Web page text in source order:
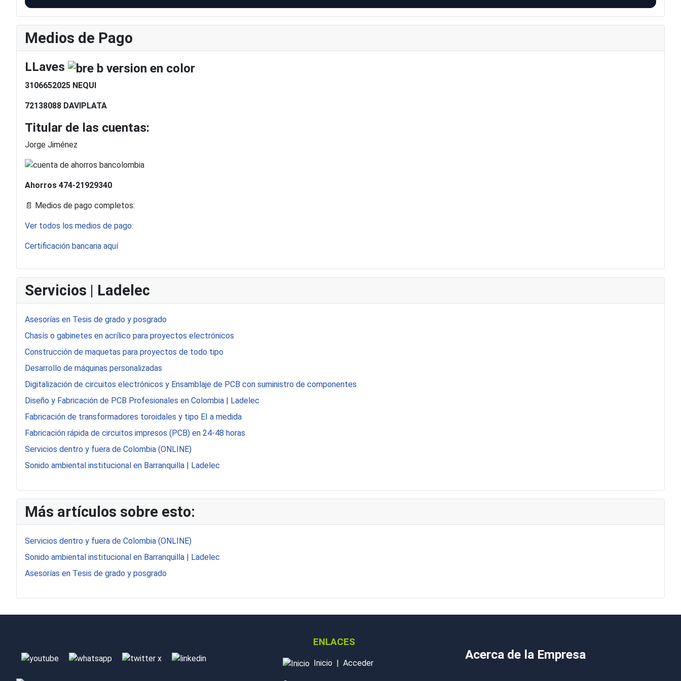
Medios de Pago
LLaves
3106652025 NEQUI
72138088 DAVIPLATA
Titular de las cuentas:
Jorge Jiménez
Ahorros 474-21929340
📄 Medios de pago completos:
Ver todos los medios de pago:
Certificación bancaria aquí
Servicios | Ladelec
Asesorías en Tesis de grado y posgrado
Chasís o gabinetes en acrílico para proyectos electrónicos
Construcción de maquetas para proyectos de todo tipo
Desarrollo de máquinas personalizadas
Digitalización de circuitos electrónicos y Ensamblaje de PCB con suministro de componentes
Diseño y Fabricación de PCB Profesionales en Colombia | Ladelec
Fabricación de transformadores toroidales y tipo EI a medida
Fabricación rápida de circuitos impresos (PCB) en 24-48 horas
Servicios dentro y fuera de Colombia (ONLINE)
Sonido ambiental institucional en Barranquilla | Ladelec
Más artículos sobre esto:
Servicios dentro y fuera de Colombia (ONLINE)
Sonido ambiental institucional en Barranquilla | Ladelec
Asesorías en Tesis de grado y posgrado
ENLACES
Inicio Acceder
Acerca de la Empresa